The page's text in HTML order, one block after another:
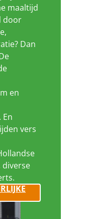
maaltijd
door
Dan
en
vers
diverse